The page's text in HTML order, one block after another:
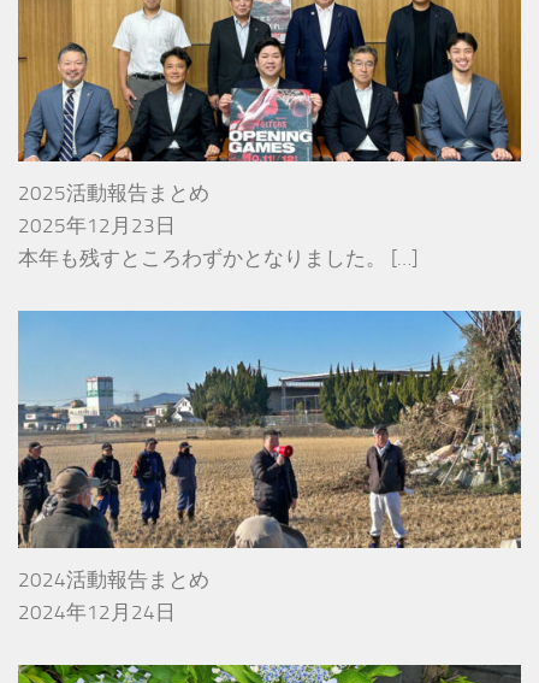
2025活動報告まとめ
2025年12月23日
本年も残すところわずかとなりました。 […]
2024活動報告まとめ
2024年12月24日